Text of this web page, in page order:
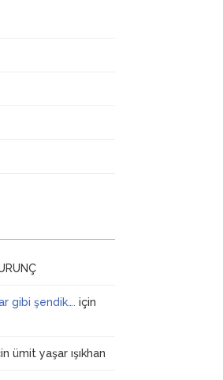
gibi şendik…. için
ümit yaşar ışıkhan